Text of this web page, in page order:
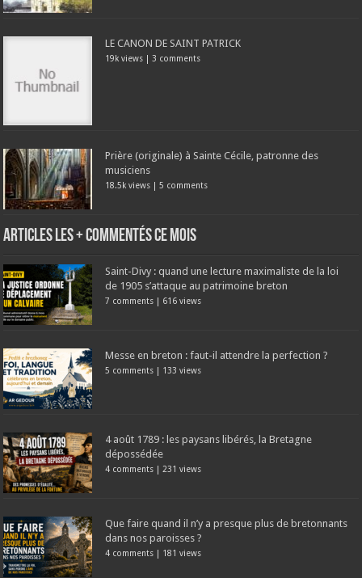
LE CANON DE SAINT PATRICK
19k views | 3 comments
Prière (originale) à Sainte Cécile, patronne des
musiciens
18.5k views |5 comments
Articles les + commentés ce mois
Saint-Divy : quand une lecture maximaliste de la loi
de 1905 s’attaque au patrimoine breton
7 comments | 616 views
Messe en breton : faut-il attendre la perfection ?
5 comments | 133 views
4 août 1789 : les paysans libérés, la Bretagne
dépossédée
4 comments | 231 views
Que faire quand il n’y a presque plus de bretonnants
dans nos paroisses ?
4 comments | 181 views